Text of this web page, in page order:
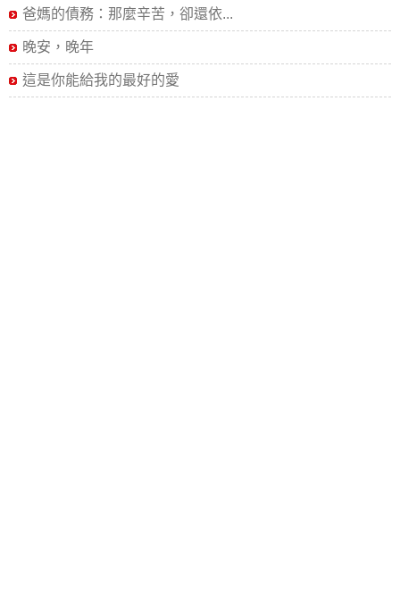
爸媽的債務：那麼辛苦，卻還依...
晚安，晚年
這是你能給我的最好的愛